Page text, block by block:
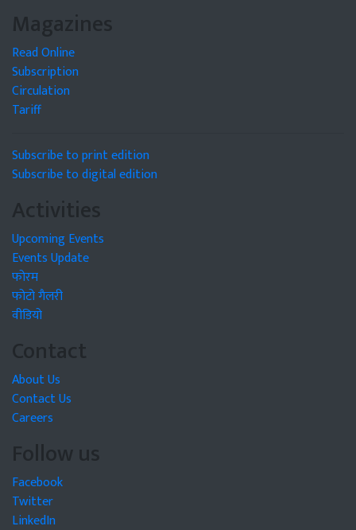
Magazines
Read Online
Subscription
Circulation
Tariff
Subscribe to print edition
Subscribe to digital edition
Activities
Upcoming Events
Events Update
फोरम
फोटो गैलरी
वीडियो
Contact
About Us
Contact Us
Careers
Follow us
Facebook
Twitter
LinkedIn